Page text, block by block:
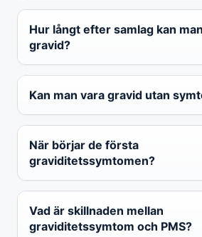
Hur långt efter samlag kan
gravid?
Kan man vara gravid utan
När börjar de första
graviditetssymtomen?
Vad är skillnaden mellan
graviditetssymtom och PMS?